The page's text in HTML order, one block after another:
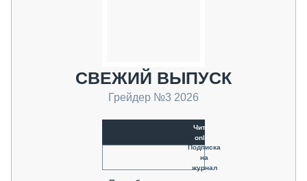
СВЕЖИЙ ВЫПУСК
Грейдер №3 2026
Читать
online
Подписка
на
журнал